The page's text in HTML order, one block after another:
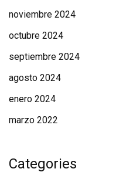
noviembre 2024
octubre 2024
septiembre 2024
agosto 2024
enero 2024
marzo 2022
Categories